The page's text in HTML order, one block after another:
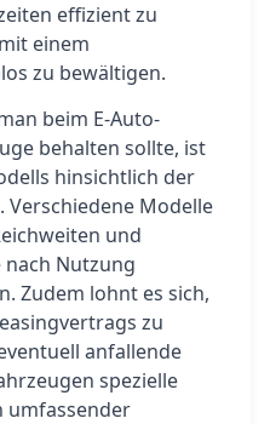
effizient zu
einem
zu bewältigen.
beim E-Auto-
behalten sollte, ist
hinsichtlich der
Verschiedene Modelle
und
nach Nutzung
Zudem lohnt es sich,
zu
anfallende
spezielle
umfassender